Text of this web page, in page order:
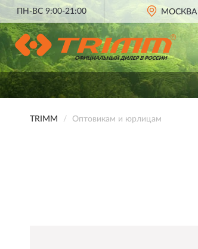
ПН-ВС 9:00-21:00 МОСКВА
TRIMM Оптовикам и юрлицам